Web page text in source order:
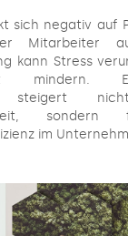
sich negativ auf
Mitarbeiter
kann Stress
mindern.
steigert
im